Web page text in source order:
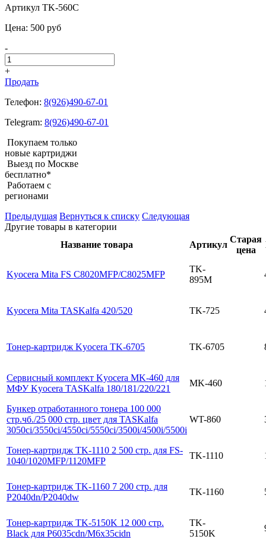
Артикул TK-560C
Цена: 500 pуб
-
+
Продать
Телефон: 8(926)490-67-01
Telegram: 8(926)490-67-01
Покупаем только
новые картриджи
Выезд по Москве
бесплатно*
Работаем с
регионами
Предыдущая Вернуться к списку Следующая
Другие товары в категории
Название товара
Артикул
Старая
цена
Kyocera Mita FS C8020MFP/C8025MFP
TK-
895M
Kyocera Mita TASKalfa 420/520 TK-725
Тонер-картридж Kyocera TK-6705 TK-6705
Сервисный комплект Kyocera MK-460 для
МФУ Kyocera TASKalfa 180/181/220/221
MK-460
Бункер отработанного тонера 100 000
стр.чб./25 000 стр. цвет для TASKalfa
3050ci/3550ci/4550ci/5550ci/3500i/4500i/5500i
WT-860
Тонер-картридж TK-1110 2 500 стр. для FS-
1040/1020MFP/1120MFP
TK-1110
Тонер-картридж TK-1160 7 200 стр. для
P2040dn/P2040dw
TK-1160
Тонер-картридж TK-5150K 12 000 стр.
Black для P6035cdn/M6x35cidn
TK-
5150K